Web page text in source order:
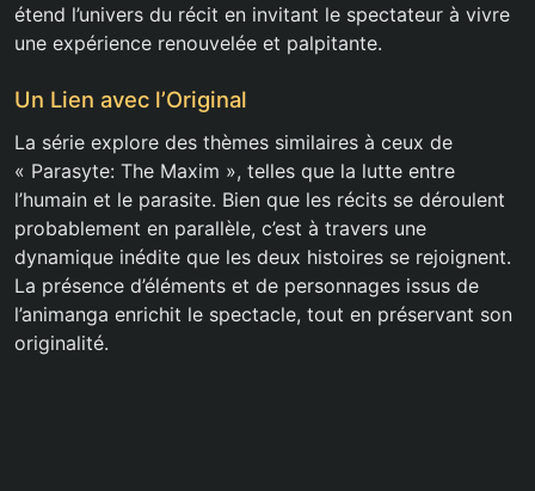
étend l’univers du récit en invitant le spectateur à vivre
une expérience renouvelée et palpitante.
Un Lien avec l’Original
La série explore des thèmes similaires à ceux de
« Parasyte: The Maxim », telles que la lutte entre
l’humain et le parasite. Bien que les récits se déroulent
probablement en parallèle, c’est à travers une
dynamique inédite que les deux histoires se rejoignent.
La présence d’éléments et de personnages issus de
l’animanga enrichit le spectacle, tout en préservant son
originalité.